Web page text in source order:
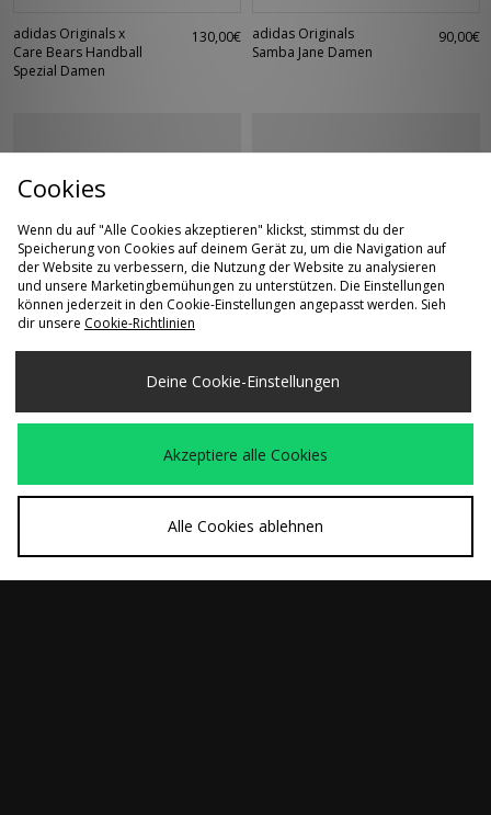
adidas Originals x
Care Bears Handball
Spezial Damen
130,00€
adidas Originals
Samba Jane Damen
90,00€
SCHNELLKAUF SCHNELLKAUF
Samba Jane Damen
Cookies
Wenn du auf "Alle Cookies akzeptieren" klickst, stimmst du der
Speicherung von Cookies auf deinem Gerät zu, um die Navigation auf
der Website zu verbessern, die Nutzung der Website zu analysieren
und unsere Marketingbemühungen zu unterstützen. Die Einstellungen
können jederzeit in den Cookie-Einstellungen angepasst werden. Sieh
dir unsere Cookie-Richtlinien
Deine Cookie-Einstellungen
Akzeptiere alle Cookies
Alle Cookies ablehnen